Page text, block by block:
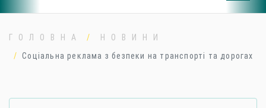
ГОЛОВНА
НОВИНИ
Соціальна реклама з безпеки на транспорті та дорогах